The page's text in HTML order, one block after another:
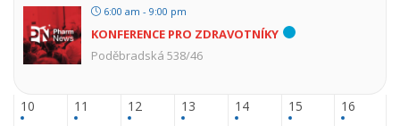
6:00 am - 9:00 pm
KONFERENCE PRO ZDRAVOTNÍKY
Poděbradská 538/46
10 11 12 13 14 15 16